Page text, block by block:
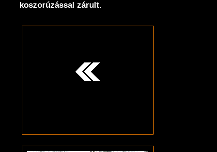
koszorúzással zárult.